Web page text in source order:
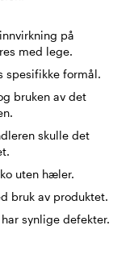
på
med lege.
formål.
bruken av det
skulle det
uten hæler.
av produktet.
synlige defekter.